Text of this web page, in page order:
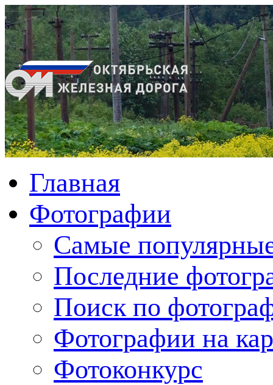
Главная
Фотографии
Cамые
Последние
Поиск по
Фотографии на
Фотоконкурс